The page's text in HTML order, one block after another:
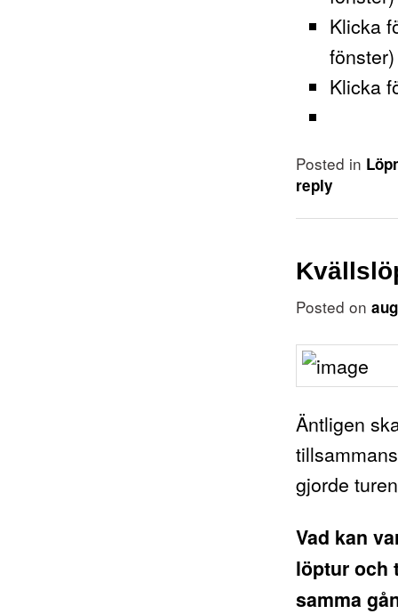
Klicka
fönster)
Klicka
Posted in
reply
Posted on
Äntligen
gjorde
Vad kan
löptur och
samma